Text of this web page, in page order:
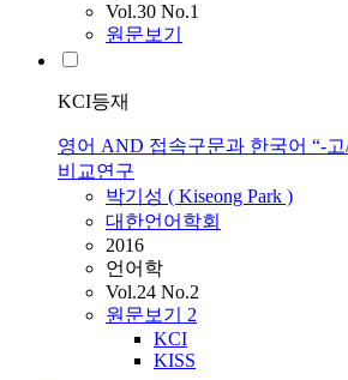
Vol.30 No.1
원문보기
KCI등재
영어 AND 접속구문과 한국어 “-
비교연구
박기성 ( Kiseong Park )
대한언어학회
2016
언어학
Vol.24 No.2
원문보기 2
KCI
KISS